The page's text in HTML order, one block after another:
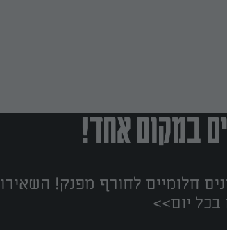
במקום אחד!
חלומיים לחורף מפנק! השאירו
יום>>